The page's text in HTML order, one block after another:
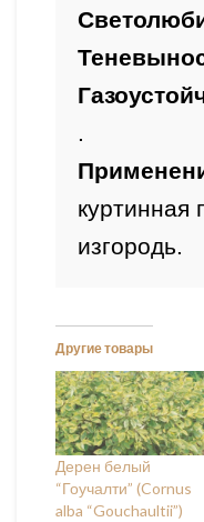
.
куртинная
изгородь.
Другие товары
Дерен белый
“Гоучалти” (Cornus
alba “Gouchaultii”)